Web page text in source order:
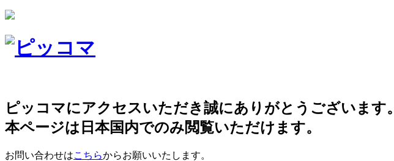
ピッコマにアクセスいただき誠にありがとうございます。
本ページは日本国内でのみ閲覧いただけます。
お問い合わせはこちらからお願いいたします。